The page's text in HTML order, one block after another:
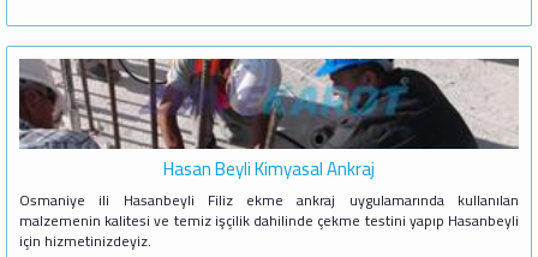
Hasan Beyli Kimyasal Ankraj
Osmaniye ili Hasanbeyli Filiz ekme ankraj uygulamarında kullanılan
malzemenin kalitesi ve temiz işçilik dahilinde çekme testini yapıp Hasanbeyli
için hizmetinizdeyiz.